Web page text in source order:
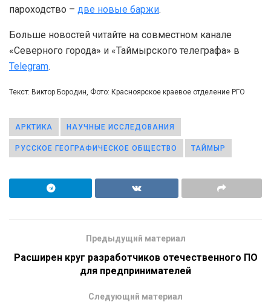
пароходство – две новые баржи.
Больше новостей читайте на совместном канале
«Северного города» и «Таймырского телеграфа» в
Telegram.
Текст: Виктор Бородин, Фото: Красноярское краевое отделение РГО
АРКТИКА НАУЧНЫЕ ИССЛЕДОВАНИЯ
РУССКОЕ ГЕОГРАФИЧЕСКОЕ ОБЩЕСТВО ТАЙМЫР
Предыдущий материал
Расширен круг разработчиков отечественного ПО
для предпринимателей
Следующий материал